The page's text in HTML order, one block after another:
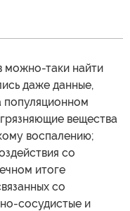
можно-таки найти
даже данные,
популяционном
вещества
воспалению;
со
итоге
со
сосудистые и